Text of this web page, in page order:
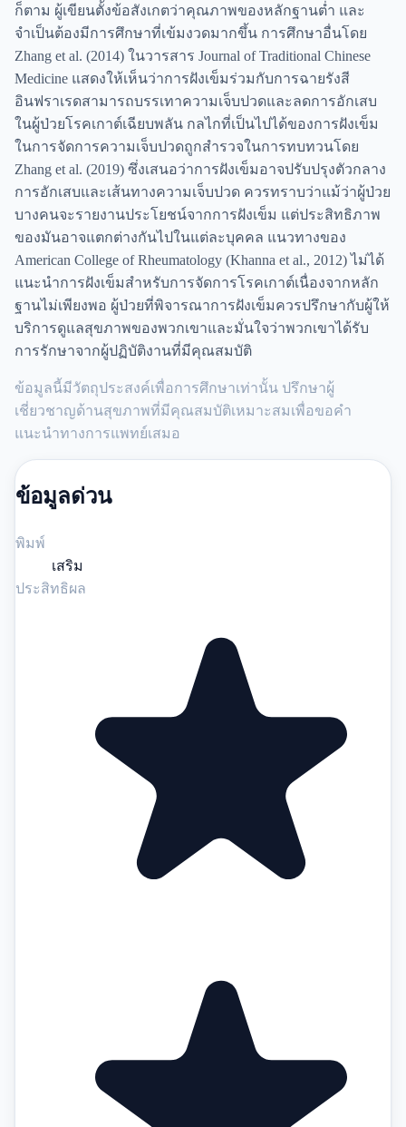
ก็ตาม ผู้เขียนตั้งข้อสังเกตว่าคุณภาพของหลักฐานต่ำ และ
จำเป็นต้องมีการศึกษาที่เข้มงวดมากขึ้น การศึกษาอื่นโดย
Zhang et al. (2014) ในวารสาร Journal of Traditional Chinese
Medicine แสดงให้เห็นว่าการฝังเข็มร่วมกับการฉายรังสี
อินฟราเรดสามารถบรรเทาความเจ็บปวดและลดการอักเสบ
ในผู้ป่วยโรคเกาต์เฉียบพลัน กลไกที่เป็นไปได้ของการฝังเข็ม
ในการจัดการความเจ็บปวดถูกสำรวจในการทบทวนโดย
Zhang et al. (2019) ซึ่งเสนอว่าการฝังเข็มอาจปรับปรุงตัวกลาง
การอักเสบและเส้นทางความเจ็บปวด ควรทราบว่าแม้ว่าผู้ป่วย
บางคนจะรายงานประโยชน์จากการฝังเข็ม แต่ประสิทธิภาพ
ของมันอาจแตกต่างกันไปในแต่ละบุคคล แนวทางของ
American College of Rheumatology (Khanna et al., 2012) ไม่ได้
แนะนำการฝังเข็มสำหรับการจัดการโรคเกาต์เนื่องจากหลัก
ฐานไม่เพียงพอ ผู้ป่วยที่พิจารณาการฝังเข็มควรปรึกษากับผู้ให้
บริการดูแลสุขภาพของพวกเขาและมั่นใจว่าพวกเขาได้รับ
การรักษาจากผู้ปฏิบัติงานที่มีคุณสมบัติ
ข้อมูลนี้มีวัตถุประสงค์เพื่อการศึกษาเท่านั้น ปรึกษาผู้
เชี่ยวชาญด้านสุขภาพที่มีคุณสมบัติเหมาะสมเพื่อขอคำ
แนะนำทางการแพทย์เสมอ
ข้อมูลด่วน
พิมพ์
เสริม
ประสิทธิผล